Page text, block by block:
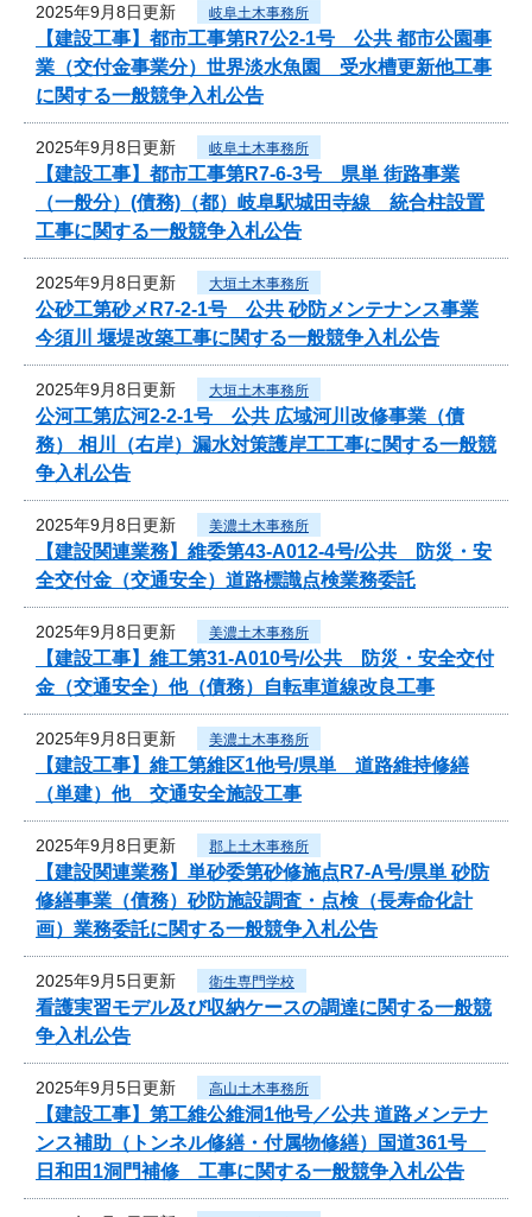
2025年9月8日更新 岐阜土木事務所
【建設工事】都市工事第R7公2-1号 公共 都市公園事
業（交付金事業分）世界淡水魚園 受水槽更新他工事
に関する一般競争入札公告
2025年9月8日更新 岐阜土木事務所
【建設工事】都市工事第R7-6-3号 県単 街路事業
（一般分）(債務)（都）岐阜駅城田寺線 統合柱設置
工事に関する一般競争入札公告
2025年9月8日更新 大垣土木事務所
公砂工第砂メR7-2-1号 公共 砂防メンテナンス事業
今須川 堰堤改築工事に関する一般競争入札公告
2025年9月8日更新 大垣土木事務所
公河工第広河2-2-1号 公共 広域河川改修事業（債
務） 相川（右岸）漏水対策護岸工工事に関する一般競
争入札公告
2025年9月8日更新 美濃土木事務所
【建設関連業務】維委第43-A012-4号/公共 防災・安
全交付金（交通安全）道路標識点検業務委託
2025年9月8日更新 美濃土木事務所
【建設工事】維工第31-A010号/公共 防災・安全交付
金（交通安全）他（債務）自転車道線改良工事
2025年9月8日更新 美濃土木事務所
【建設工事】維工第維区1他号/県単 道路維持修繕
（単建）他 交通安全施設工事
2025年9月8日更新 郡上土木事務所
【建設関連業務】単砂委第砂修施点R7-A号/県単 砂防
修繕事業（債務）砂防施設調査・点検（長寿命化計
画）業務委託に関する一般競争入札公告
2025年9月5日更新 衛生専門学校
看護実習モデル及び収納ケースの調達に関する一般競
争入札公告
2025年9月5日更新 高山土木事務所
【建設工事】第工維公維洞1他号／公共 道路メンテナ
ンス補助（トンネル修繕・付属物修繕）国道361号
日和田1洞門補修 工事に関する一般競争入札公告